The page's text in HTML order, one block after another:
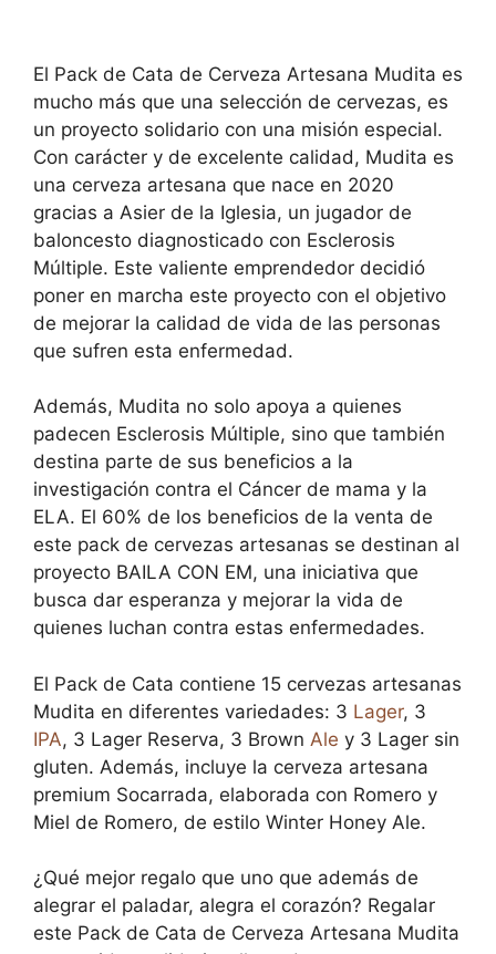
El Pack de Cata de Cerveza Artesana Mudita es
mucho más que una selección de cervezas, es
un proyecto solidario con una misión especial.
Con carácter y de excelente calidad, Mudita es
una cerveza artesana que nace en 2020
gracias a Asier de la Iglesia, un jugador de
baloncesto diagnosticado con Esclerosis
Múltiple. Este valiente emprendedor decidió
poner en marcha este proyecto con el objetivo
de mejorar la calidad de vida de las personas
que sufren esta enfermedad.
Además, Mudita no solo apoya a quienes
padecen Esclerosis Múltiple, sino que también
destina parte de sus beneficios a la
investigación contra el Cáncer de mama y la
ELA. El 60% de los beneficios de la venta de
este pack de cervezas artesanas se destinan al
proyecto BAILA CON EM, una iniciativa que
busca dar esperanza y mejorar la vida de
quienes luchan contra estas enfermedades.
El Pack de Cata contiene 15 cervezas artesanas
Mudita en diferentes variedades: 3 Lager, 3
IPA, 3 Lager Reserva, 3 Brown Ale y 3 Lager sin
gluten. Además, incluye la cerveza artesana
premium Socarrada, elaborada con Romero y
Miel de Romero, de estilo Winter Honey Ale.
¿Qué mejor regalo que uno que además de
alegrar el paladar, alegra el corazón? Regalar
este Pack de Cata de Cerveza Artesana Mudita